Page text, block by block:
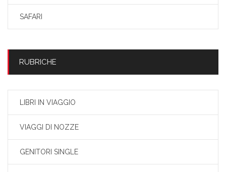
SAFARI
RUBRICHE
LIBRI IN VIAGGIO
VIAGGI DI NOZZE
GENITORI SINGLE